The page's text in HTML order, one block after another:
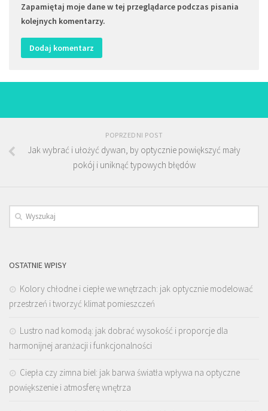
Zapamiętaj moje dane w tej przeglądarce podczas pisania
kolejnych komentarzy.
POPRZEDNI POST
Jak wybrać i ułożyć dywan, by optycznie powiększyć mały
pokój i uniknąć typowych błędów
OSTATNIE WPISY
Kolory chłodne i ciepłe we wnętrzach: jak optycznie modelować
przestrzeń i tworzyć klimat pomieszczeń
Lustro nad komodą: jak dobrać wysokość i proporcje dla
harmonijnej aranżacji i funkcjonalności
Ciepła czy zimna biel: jak barwa światła wpływa na optyczne
powiększenie i atmosferę wnętrza